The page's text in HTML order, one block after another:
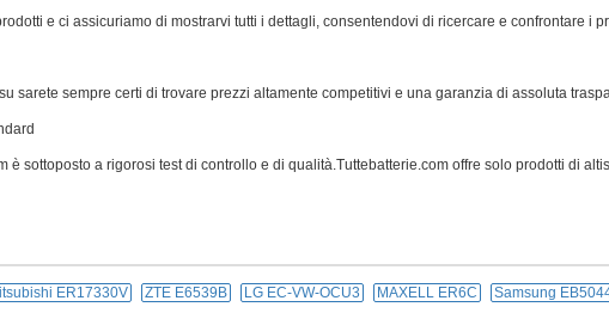
e ci assicuriamo di mostrarvi tutti i dettagli, consentendovi di ricercare e confrontare i
sarete sempre certi di trovare prezzi altamente competitivi e una garanzia di assoluta
è sottoposto a rigorosi test di controllo e di qualità.Tuttebatterie.com offre solo prodotti di
ER17330V ZTE E6539B LG EC-VW-OCU3 MAXELL ER6C Samsung